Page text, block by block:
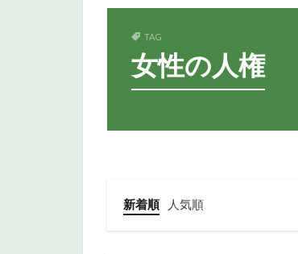
TAG
女性の人権
新着順 人気順